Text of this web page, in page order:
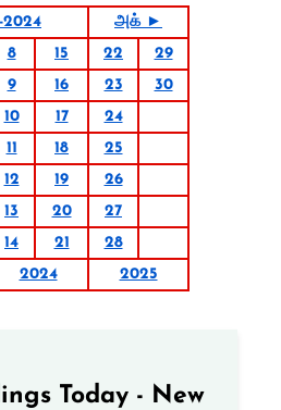
2024
அக் ►
8 15 22
29
9 16 23
30
10 17
24
11 18
25
12 19
26
13 20
27
14 21
28
2024 2025
Today - New